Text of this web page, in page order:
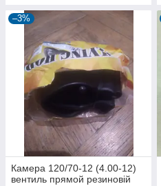
–3%
Камера 120/70-12 (4.00-12)
вентиль прямой резиновій